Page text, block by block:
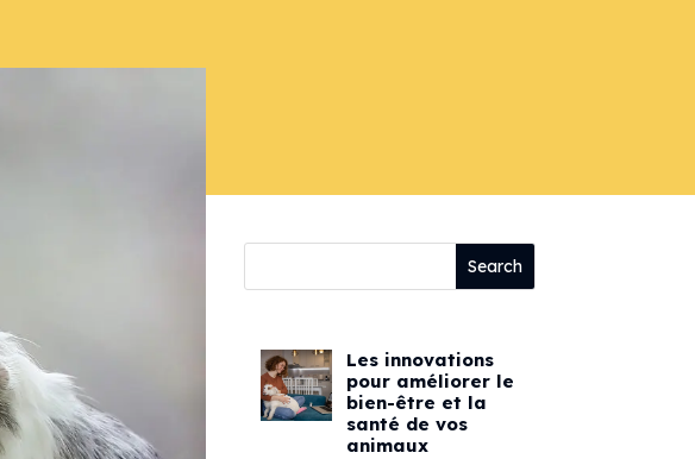
Les innovations
pour améliorer le
bien-être et la
santé de vos
animaux